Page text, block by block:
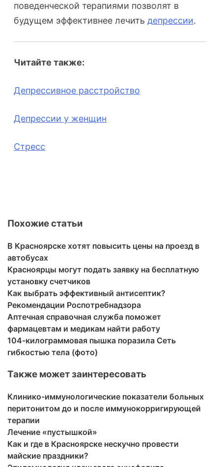
поведенческой терапиями позволят в
будущем эффективнее лечить депрессии.
Читайте также:
Депрессивное расстройство
Депрессии у женщин
Стресс
Похожие статьи
В Красноярске хотят повысить цены на проезд в
автобусах
Красноярцы могут подать заявку на бесплатную
установку счетчиков
Как выбрать эффективный антисептик?
Рекомендации Роспотребнадзора
Аптечная справочная служба поможет
фармацевтам и медикам найти работу
104-килограммовая пышка поразила Сеть
гибкостью тела (фото)
Также может заинтересовать
Клинико-иммунологические показатели больных
перитонитом до и после иммунокорригирующей
терапии
Лечение «пустышкой»
Как и где в Красноярске нескучно провести
майские праздники?